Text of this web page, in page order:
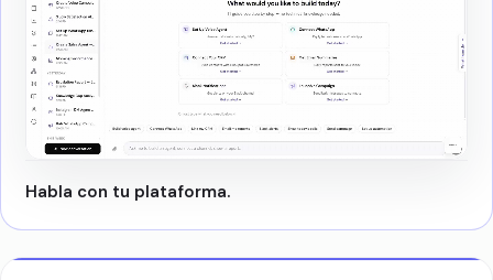
Habla con tu plataforma.